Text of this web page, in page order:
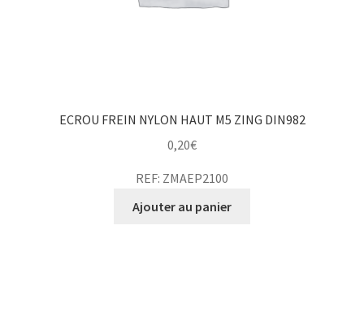
ECROU FREIN NYLON HAUT M5 ZING DIN982
0,20€
REF: ZMAEP2100
Ajouter au panier